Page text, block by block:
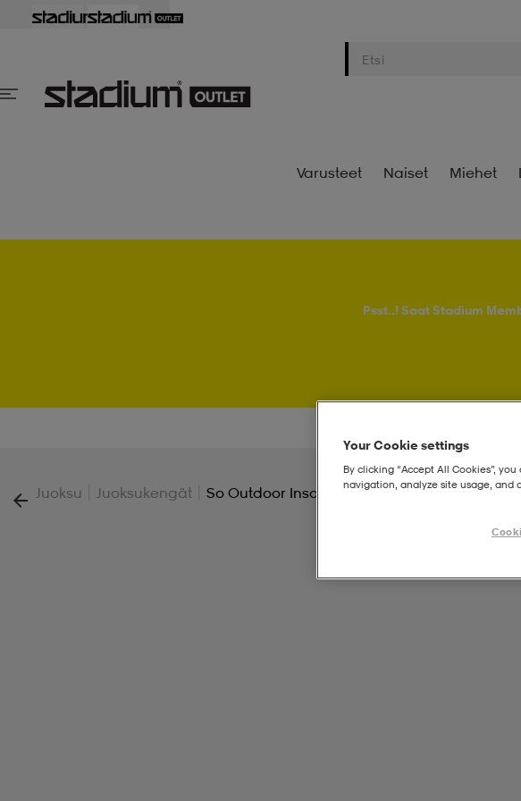
Varusteet Naiset Miehet
Psst..! Saat Stadium
Juoksu Juoksukengät So Outdoor Insole
Your Cookie settings
By clicking “Accept All Cookies”,
navigation, analyze site usage, and